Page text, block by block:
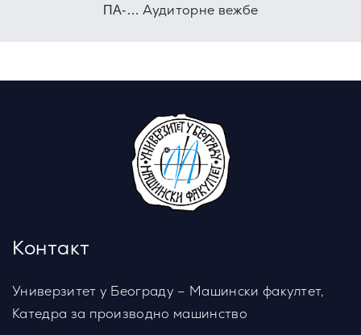
ПА-… Аудиторне вежбе
Контакт
Универзитет у Београду – Машински факултет,
Катедра за производно машинство